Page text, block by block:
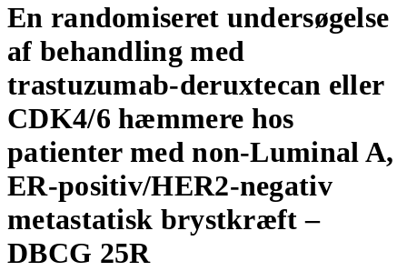
En randomiseret undersøgelse
af behandling med
trastuzumab-deruxtecan eller
CDK4/6 hæmmere hos
patienter med non-Luminal A,
ER-positiv/HER2-negativ
metastatisk brystkræft –
DBCG 25R